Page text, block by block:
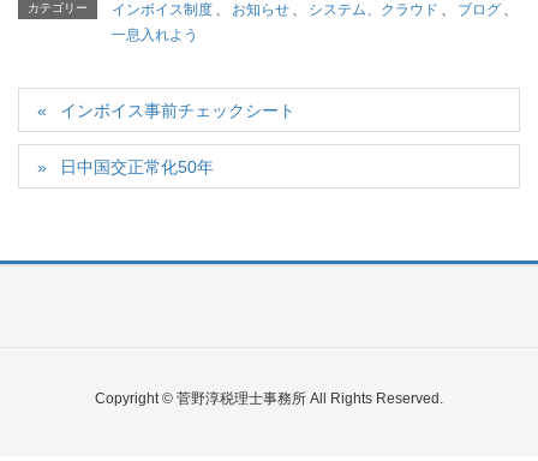
カテゴリー インボイス制度 、 お知らせ 、 システム、クラウド 、 ブログ 、
一息入れよう
インボイス事前チェックシート
日中国交正常化50年
Copyright © 菅野淳税理士事務所 All Rights Reserved.